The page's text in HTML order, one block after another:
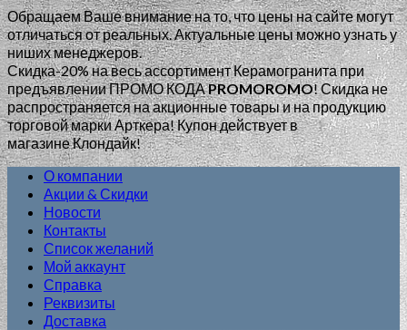
Обращаем Ваше внимание на то, что цены на сайте могут
отличаться от реальных. Актуальные цены можно узнать у
ниших менеджеров.
Скидка-20% на весь ассортимент Керамогранита при
предъявлении ПРОМО КОДАPROMOROMO!Скидка не
распространяется на акционные товары и на продукцию
торговой марки Арткера! Купон действует в
магазине Клондайк!
О компании
Акции & Скидки
Новости
Контакты
Список желаний
Мой аккаунт
Справка
Реквизиты
Доставка